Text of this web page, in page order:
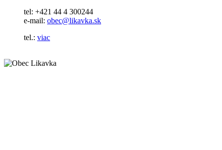
tel: +421 44 4 300244
e-mail: obec@likavka.sk
tel.: viac